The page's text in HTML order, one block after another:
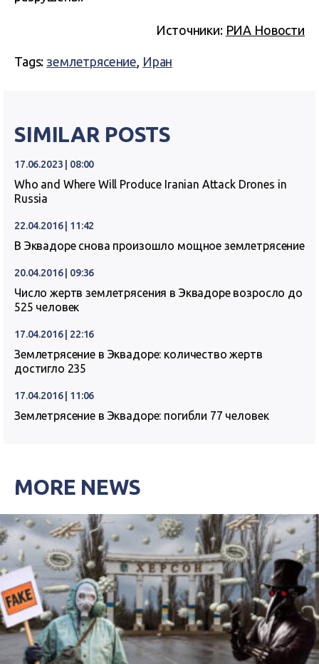
Источники: РИА Новости
Tags: землетрясение, Иран
SIMILAR POSTS
17.06.2023 | 08:00
Who and Where Will Produce Iranian Attack Drones in
Russia
22.04.2016 | 11:42
В Эквадоре снова произошло мощное землетрясение
20.04.2016 | 09:36
Число жертв землетрясения в Эквадоре возросло до
525 человек
17.04.2016 | 22:16
Землетрясение в Эквадоре: количество жертв
достигло 235
17.04.2016 | 11:06
Землетрясение в Эквадоре: погибли 77 человек
MORE NEWS